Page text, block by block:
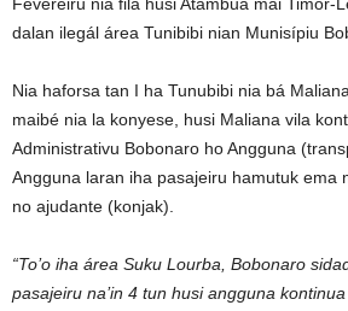
dalan ilegál área Tunibibi nian Munisípiu
Nia haforsa tan I ha Tunubibi nia bá
maibé nia la konyese, husi Maliana vila
Administrativu Bobonaro ho Angguna
Angguna laran iha pasajeiru hamutuk ema
no ajudante (konjak).
“To’o iha área Suku Lourba, Bobonaro
pasajeiru na’in 4 tun husi angguna